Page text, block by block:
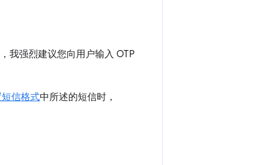
我强烈建议您向用户输入 OTP
信格式中所述的短信时，